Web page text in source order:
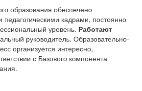
образования обеспечено
кадрами, постоянно
уровень. Работают
руководитель. Образовательно-
организуется интересно,
с Базового компонента